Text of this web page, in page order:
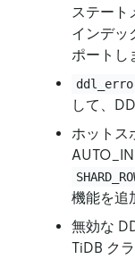
ステート
インデッ
ポートし
して、
ホットス
機能を追
無効な
TiDB ク